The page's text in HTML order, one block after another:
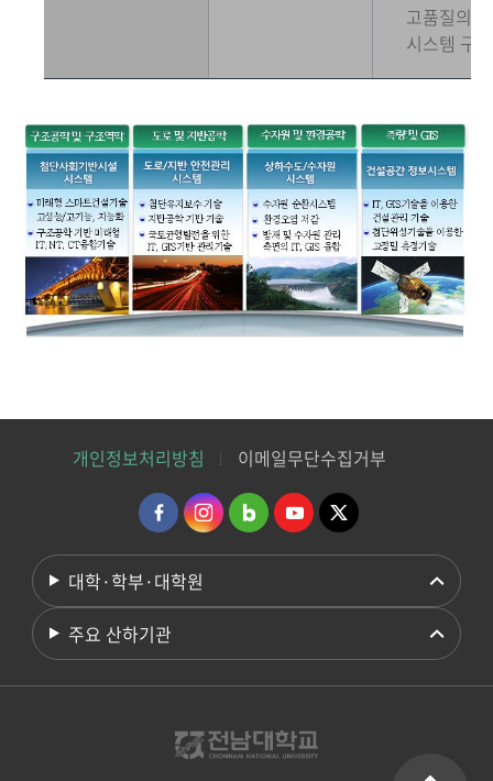
고품질의
시스템 구
개인정보처리방침 이메일무단수집거부
대학·학부·대학원
주요 산하기관